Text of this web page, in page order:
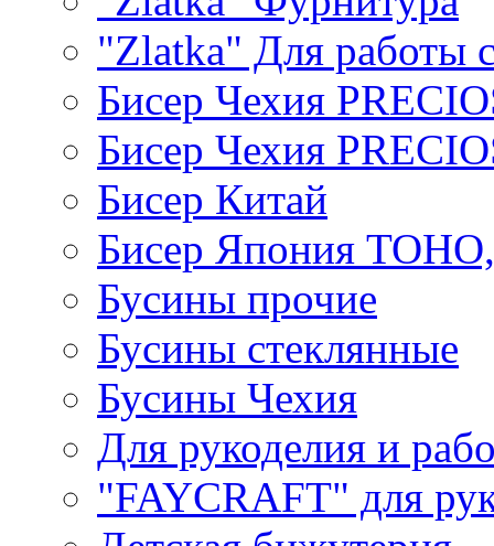
"Zlatka" Для работы
Бисер Чехия
Бисер Чехия
Бисер Китай
Бисер Япония
Бусины прочие
Бусины стеклянные
Бусины Чехия
Для рукоделия и
"FAYCRAFT" для